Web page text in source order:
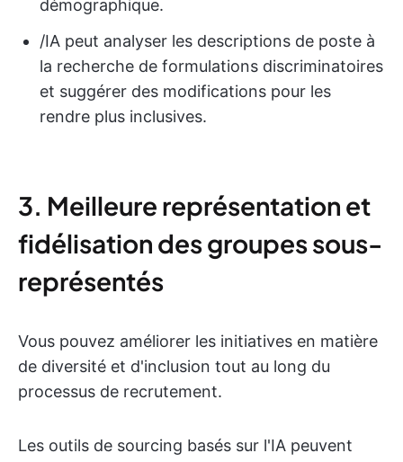
démographique.
/IA peut analyser les descriptions de poste à
la recherche de formulations discriminatoires
et suggérer des modifications pour les
rendre plus inclusives.
3. Meilleure représentation et
fidélisation des groupes sous-
représentés
Vous pouvez améliorer les initiatives en matière
de diversité et d'inclusion tout au long du
processus de recrutement.
Les outils de sourcing basés sur l'IA peuvent